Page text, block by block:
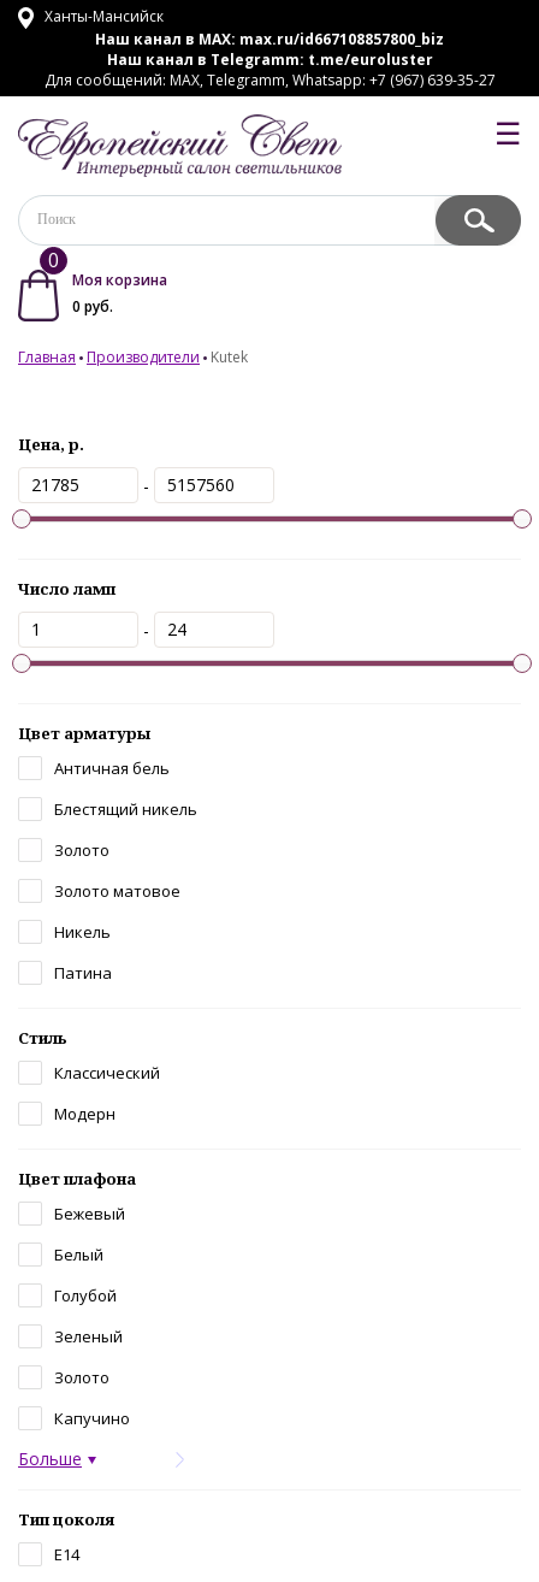
Ханты-Мансийск
Наш канал в MAX: max.ru/id667108857800_biz
Наш канал в Telegramm: t.me/euroluster
Для сообщений: MAX, Telegramm, Whatsapp: +7 (967) 639-35-27
☰
0
Моя корзина
0 руб.
Главная Производители Kutek
Цена, р.
-
Число ламп
-
Цвет арматуры
Античная бель
Блестящий никель
Золото
Золото матовое
Никель
Патина
Стиль
Классический
Модерн
Цвет плафона
Бежевый
Белый
Голубой
Зеленый
Золото
Капучино
Больше
Тип цоколя
E14